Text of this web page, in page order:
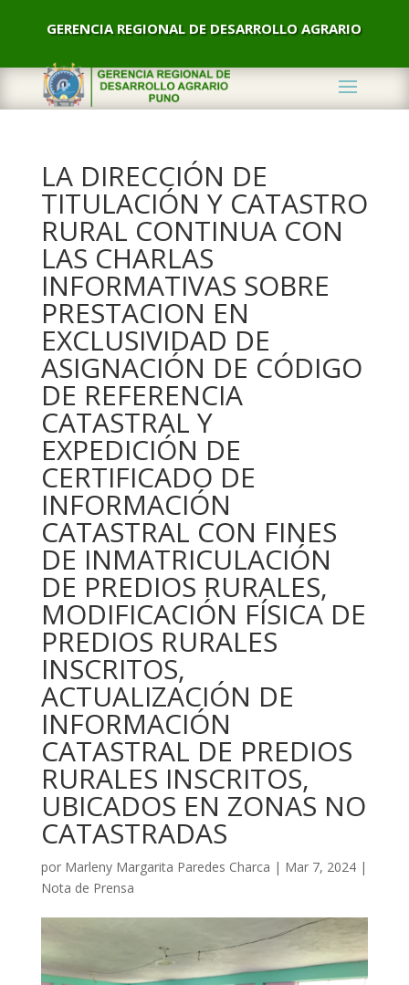
GERENCIA REGIONAL DE DESARROLLO AGRARIO
LA DIRECCIÓN DE
TITULACIÓN Y CATASTRO
RURAL CONTINUA CON
LAS CHARLAS
INFORMATIVAS SOBRE
PRESTACION EN
EXCLUSIVIDAD DE
ASIGNACIÓN DE CÓDIGO
DE REFERENCIA
CATASTRAL Y
EXPEDICIÓN DE
CERTIFICADO DE
INFORMACIÓN
CATASTRAL CON FINES
DE INMATRICULACIÓN
DE PREDIOS RURALES,
MODIFICACIÓN FÍSICA DE
PREDIOS RURALES
INSCRITOS,
ACTUALIZACIÓN DE
INFORMACIÓN
CATASTRAL DE PREDIOS
RURALES INSCRITOS,
UBICADOS EN ZONAS NO
CATASTRADAS
por Marleny Margarita Paredes Charca | Mar 7, 2024|
Nota de Prensa